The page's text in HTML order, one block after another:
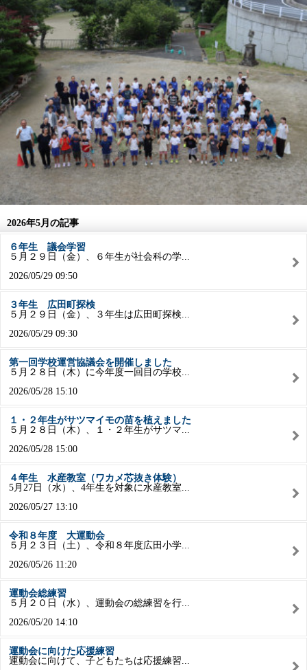
2026年5月の記事
６年生 議会学習
５月２９日（金）、６年生が社会科の学...
2026/05/29 09:50
３年生 広田町探検
５月２９日（金）、３年生は広田町探検...
2026/05/29 09:30
第一回学校運営協議会を開催しました
５月２８日（木）に今年度一回目の学校...
2026/05/28 15:10
１・２年生がサツマイモの苗を植えました
５月２８日（木）、１・２年生がサツマ...
2026/05/28 15:00
４年生 水産教室（ワカメ芯抜き体験）
5月27日（水）、4年生を対象に水産教室...
2026/05/27 13:10
令和８年度 大運動会
５月２３日（土）、令和８年度広田小学...
2026/05/26 11:20
運動会総練習
５月２０日（水）、運動会の総練習を行...
2026/05/20 14:10
運動会に向けた応援練習
運動会に向けて、子どもたちは応援練習...